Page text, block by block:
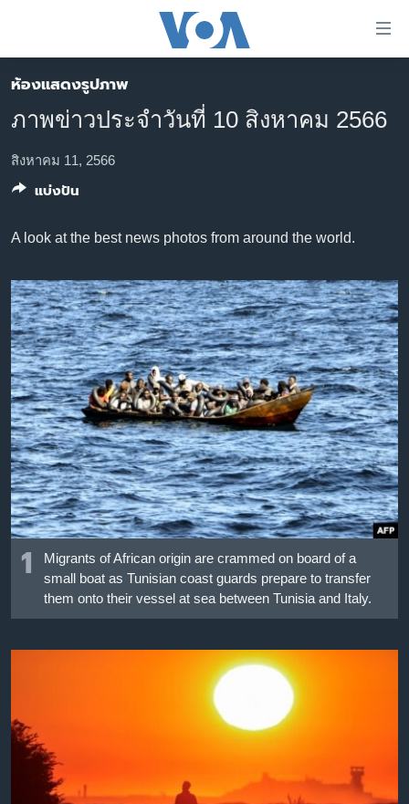
ต่อ
ไป
ข้าม
หน้า
ข้าม
ไป
การ
ค้นหา
หน้าหลัก
โลก
เอเชีย
สหรัฐฯ
ไทย
วิทยาศาสตร์
สังคมและสุขภาพ
ไลฟ์สไตล์
ตรวจสอบข่าว
เรียนรู้ภาษาอังกฤษ
พอดคาสต์
ติดตามเรา
เลือกภาษา
ห้องแสดงรูปภาพ
ภาพข่าวประจำวันที่ 10 สิงหาคม 2566
สิงหาคม 11, 2566
A look at the best news photos from around the world.
1
Migrants of African origin are crammed on board of a
small boat as Tunisian coast guards prepare to transfer
them onto their vessel at sea between Tunisia and Italy.
แบ่งปัน